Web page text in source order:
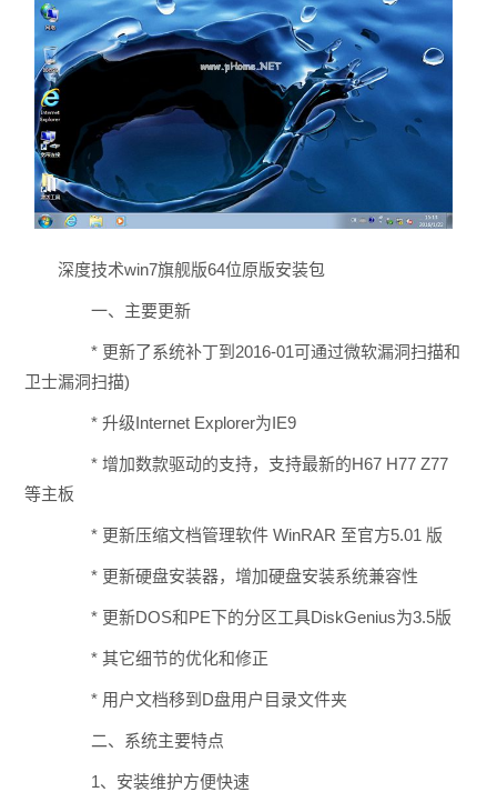
深度技术win7旗舰版64位原版安装包
一、主要更新
* 更新了系统补丁到2016-01可通过微软漏洞扫描和
卫士漏洞扫描)
* 升级Internet Explorer为IE9
* 增加数款驱动的支持，支持最新的H67 H77 Z77
等主板
* 更新压缩文档管理软件 WinRAR 至官方5.01 版
* 更新硬盘安装器，增加硬盘安装系统兼容性
* 更新DOS和PE下的分区工具DiskGenius为3.5版
* 其它细节的优化和修正
* 用户文档移到D盘用户目录文件夹
二、系统主要特点
1、安装维护方便快速